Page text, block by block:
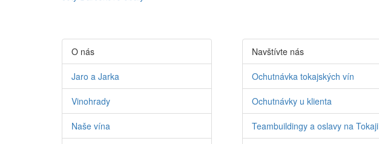
O nás
Jaro a Jarka
Vinohrady
Naše vína
Navštívte nás
Ochutnávka tokajských vín
Ochutnávky u klienta
Teambuildingy a oslavy na Tokaji